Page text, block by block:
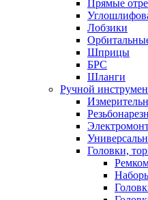
Прямые
Лобзики
Шприцы
БРС
Шланги
Ручной
Головки,